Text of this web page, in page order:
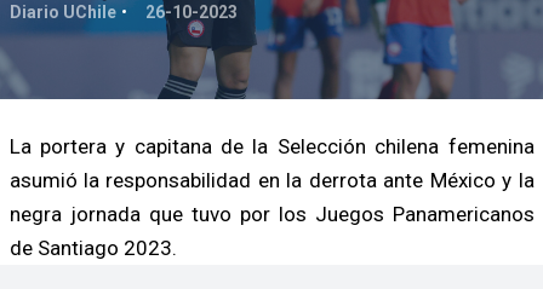
Diario UChile 26-10-2023
La portera y capitana de la Selección chilena femenina
asumió la responsabilidad en la derrota ante México y la
negra jornada que tuvo por los Juegos Panamericanos
de Santiago 2023.